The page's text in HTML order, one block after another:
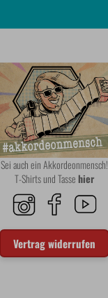
Sei auch ein Akkordeonmensch!
T-Shirts und Tassehier
Vertrag widerrufen